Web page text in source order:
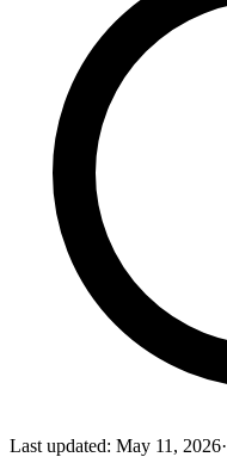
Last updated: May 11, 2026·